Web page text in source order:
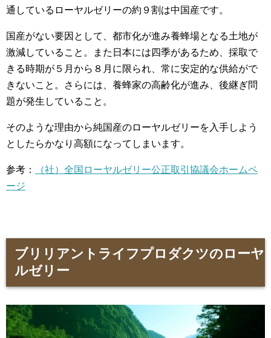
通しているローヤルゼリーの約９割は中国産です。
国産がない要因として、都市化が進み養蜂場となる土地が
激減していること。また日本には四季があるため、採取で
きる時期が５月から８月に限られ、常に安定的な供給がで
きないこと。さらには、養蜂家の高齢化が進み、後継ぎ問
題が発生していること。
そのような理由から純国産のローヤルゼリーを入手しよう
としたらかなり高額になってしまいます。
参考：
（社）全国ローヤルゼリー公正取引協議会ホームペ
ージ
ブリリアントライフプロダクツのローヤ
ルゼリー